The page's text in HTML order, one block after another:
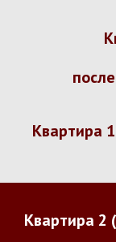
Квартира
Квартира 2